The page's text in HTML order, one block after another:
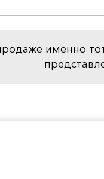
именно